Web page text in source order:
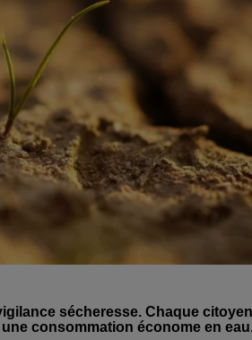
sécheresse. Chaque
consommation économe en